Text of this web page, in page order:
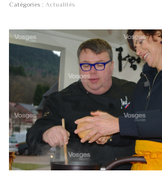
Catégories : Actualités